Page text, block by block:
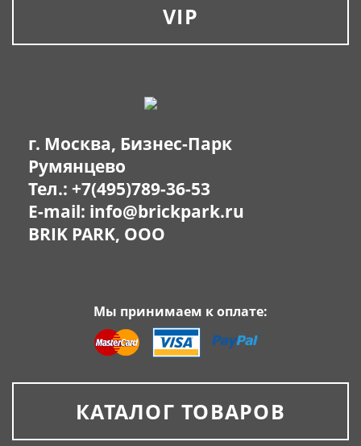
VIP
г. Москва, Бизнес-Парк
Румянцево
Тел.: +7(495)789-36-53
E-mail: info@brickpark.ru
BRIK PARK, OOO
Мы принимаем к оплате:
КАТАЛОГ ТОВАРОВ